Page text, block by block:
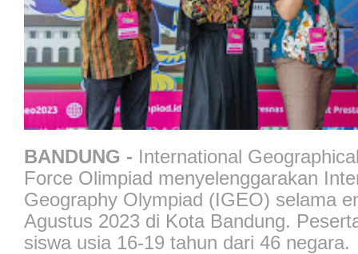
BANDUNG - International
Force Olimpiad menyelenggarakan
Geography Olympiad (IGEO) selama
Agustus 2023 di Kota Bandung.
siswa usia 16-19 tahun dari 46 negara.